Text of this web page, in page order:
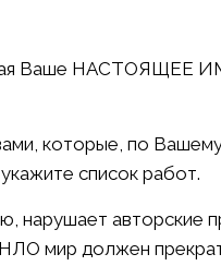
Ваше НАСТОЯЩЕЕ
которые, по
список работ.
нарушает авторские
мир должен